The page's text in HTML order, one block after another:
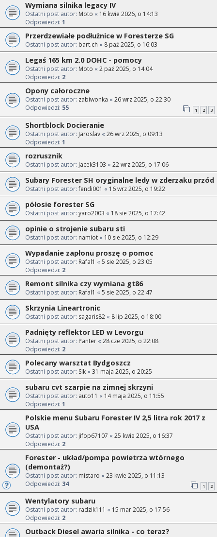
Wymiana silnika legacy IV
Ostatni post autor: Moto « 16 kwie 2026, o 14:13
Odpowiedzi: 1
Przerdzewiałe podłużnice w Foresterze SG
Ostatni post autor: bart.ch « 8 paź 2025, o 16:03
Legaś 165 km 2.0 DOHC - pomocy
Ostatni post autor: Moto « 2 paź 2025, o 14:04
Odpowiedzi: 2
Opony całoroczne
Ostatni post autor: zabiwonka « 26 wrz 2025, o 22:30
Odpowiedzi: 55 1 2 3
Shortblock Docieranie
Ostatni post autor: Jaroslav « 26 wrz 2025, o 09:13
Odpowiedzi: 1
rozrusznik
Ostatni post autor: Jacek3103 « 22 wrz 2025, o 17:06
Subary Forester SH oryginalne ledy w zderzaku przód
Ostatni post autor:fendi001 « 16 wrz 2025, o 19:22
półosie forester SG
Ostatni post autor: yaro2003 « 18 sie 2025, o 17:42
opinie o strojenie subaru sti
Ostatni post autor: namiot « 10 sie 2025, o 12:29
Wypadanie zapłonu proszę o pomoc
Ostatni post autor: Rafal1 « 5 sie 2025, o 23:05
Odpowiedzi: 2
Remont silnika czy wymiana gt86
Ostatni post autor: Rafal1 « 5 sie 2025, o 22:47
Skrzynia Lineartronic
Ostatni post autor: sagaris82 « 8 lip 2025, o 18:00
Padnięty reflektor LED w Levorgu
Ostatni post autor: Panter « 28 cze 2025, o 22:08
Odpowiedzi: 2
Polecany warsztat Bydgoszcz
Ostatni post autor: Slk « 31 maja 2025, o 20:25
subaru cvt szarpie na zimnej skrzyni
Ostatni post autor: auto11 « 14 maja 2025, o 11:55
Odpowiedzi: 1
Polskie menu Subaru Forester IV 2,5 litra rok 2017 z
USA
Ostatni post autor: jifop67107 « 25 kwie 2025, o 16:37
Odpowiedzi: 2
Forester - układ/pompa powietrza wtórnego
(demontaż?)
Ostatni post autor: mistaro « 23 kwie 2025, o 11:13
Odpowiedzi: 34 1 2
Wentylatory subaru
Ostatni post autor: radzik111 « 15 mar 2025, o 17:56
Odpowiedzi: 2
Outback Diesel awaria silnika - co teraz?